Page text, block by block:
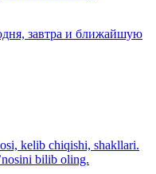
завтра и ближайшую
kelib chiqishi, shakllari.
bilib oling.